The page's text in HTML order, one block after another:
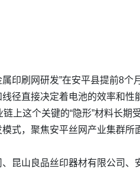
印刷网研发”在安平县提前8个
径直接决定着电池的效率和性
上这个关键的“隐形”材料长期受
式，聚焦安平丝网产业集群
昆山良品丝印器材有限公司、